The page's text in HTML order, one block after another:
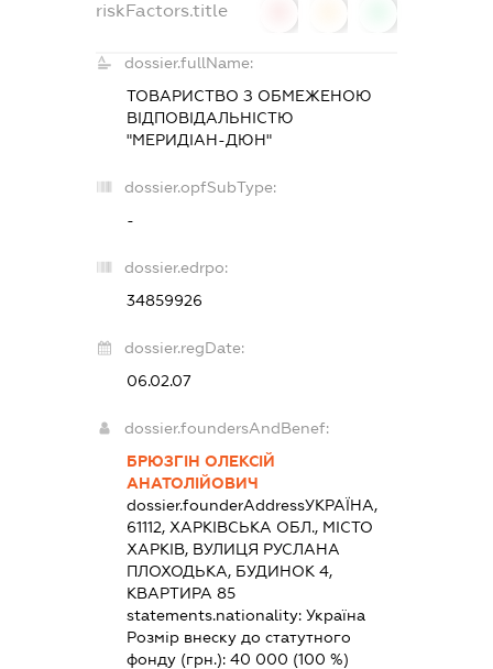
riskFactors.title
dossier.fullName:
ТОВАРИСТВО З ОБМЕЖЕНОЮ
ВІДПОВІДАЛЬНІСТЮ
"МЕРИДІАН-ДЮН"
dossier.opfSubType:
-
dossier.edrpo:
34859926
dossier.regDate:
06.02.07
dossier.foundersAndBenef:
БРЮЗГІН ОЛЕКСІЙ
АНАТОЛІЙОВИЧ
dossier.founderAddressУКРАЇНА,
61112, ХАРКІВСЬКА ОБЛ., МІСТО
ХАРКІВ, ВУЛИЦЯ РУСЛАНА
ПЛОХОДЬКА, БУДИНОК 4,
КВАРТИРА 85
statements.nationality:Україна
Розмір внеску до статутного
фонду (грн.):40 000 (100 %)